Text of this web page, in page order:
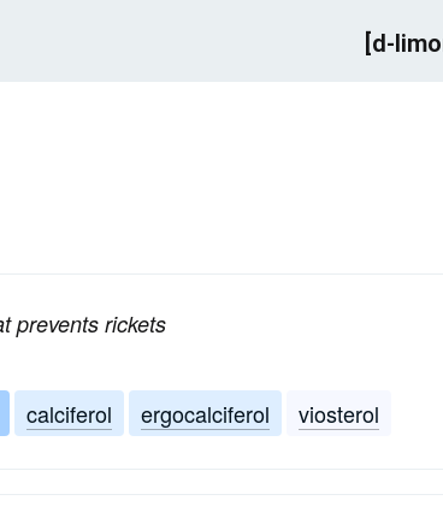
prevents rickets
calciferol ergocalciferol viosterol